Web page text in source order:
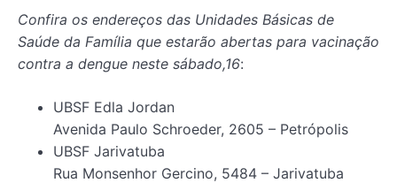
Confira os endereços das Unidades Básicas de
Saúde da Família que estarão abertas para vacinação
contra a dengue neste sábado,16:
UBSF Edla Jordan
Avenida Paulo Schroeder, 2605 – Petrópolis
UBSF Jarivatuba
Rua Monsenhor Gercino, 5484 – Jarivatuba